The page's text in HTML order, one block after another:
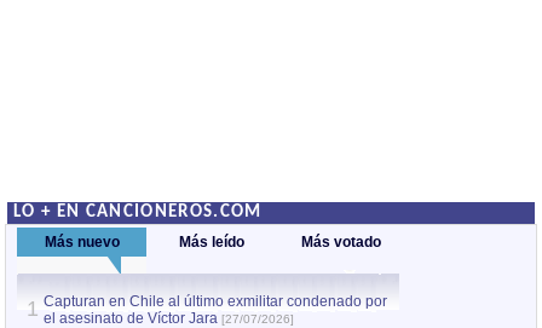
LO + EN CANCIONEROS.COM
Más nuevo Más leído Más votado
1 Capturan en Chile al último exmilitar condenado por
el asesinato de Víctor Jara [27/07/2026]